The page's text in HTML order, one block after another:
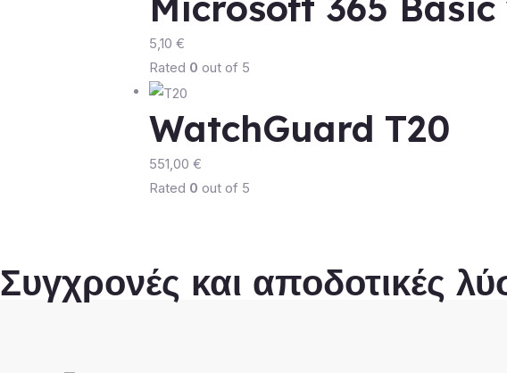
5,10 €
Rated 0 out of 5
WatchGuard T20
551,00 €
Rated 0 out of 5
Συγχρονές και αποδοτικές